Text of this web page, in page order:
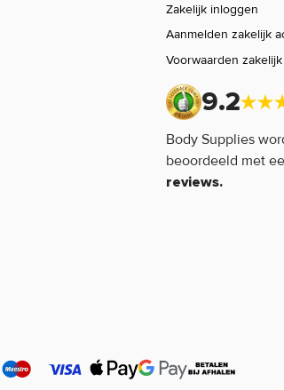
Bag
Zakelijk inloggen
Aanmelden zakelijk
Voorwaarden
9.2
Body Supplies
beoordeeld met
reviews.